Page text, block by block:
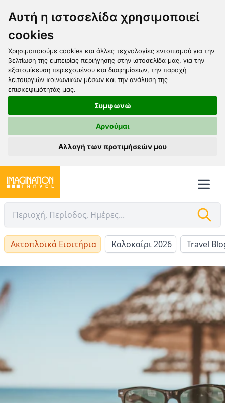
Αυτή η ιστοσελίδα χρησιμοποιεί
cookies
Χρησιμοποιούμε cookies και άλλες τεχνολογίες εντοπισμού για την
βελτίωση της εμπειρίας περιήγησης στην ιστοσελίδα μας, για την
εξατομίκευση περιεχομένου και διαφημίσεων, την παροχή
λειτουργιών κοινωνικών μέσων και την ανάλυση της
επισκεψιμότητάς μας.
Συμφωνώ
Αρνούμαι
Αλλαγή των προτιμήσεών μου
Ακτοπλοϊκά Εισιτήρια Καλοκαίρι 2026 Travel